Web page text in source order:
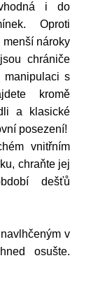
i do
Oproti
nároky
chrániče
manipulaci s
kromě
a klasické
posezení!
vnitřním
chraňte jej
dešťů
v
osušte.